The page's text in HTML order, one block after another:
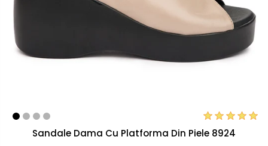
Sandale Dama Cu Platforma Din Piele 8924